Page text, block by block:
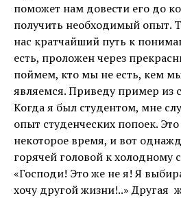
поможет нам довести его до
получить необходимый опыт.
нас кратчайший путь к
есть, проложен через
поймем, кто мы не есть, кем
являемся. Приведу пример из
Когда я был студентом, мне
опыт студенческих попоек.
некоторое время, и вот
горячей головой к холодному
«Господи! Это же не я! Я
хочу другой жизни!..» Другая